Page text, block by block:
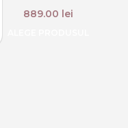
889.00 lei